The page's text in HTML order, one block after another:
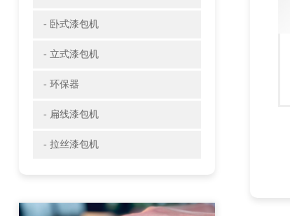
- 卧式漆包机
- 立式漆包机
- 环保器
- 扁线漆包机
- 拉丝漆包机